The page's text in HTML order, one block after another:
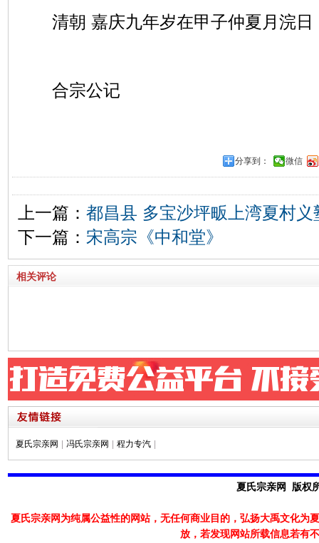
清朝 嘉庆九年岁在甲子仲夏月浣日
合宗公记
分享到： 微信
上一篇： 都昌县 多宝沙坪畈上湾夏村义
下一篇： 宋高宗《中和堂》
相关评论
夏氏宗亲网 冯氏宗亲网 程力专汽
夏氏宗亲网 版权
夏氏宗亲网为纯属公益性的网站，无任何商业目的，弘扬大禹文化为
放，若发现网站所载信息若有